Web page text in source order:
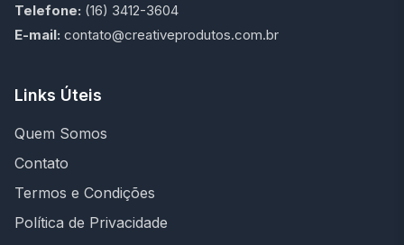
Telefone: (16) 3412-3604
E-mail: contato@creativeprodutos.com.br
Links Úteis
Quem Somos
Contato
Termos e Condições
Política de Privacidade